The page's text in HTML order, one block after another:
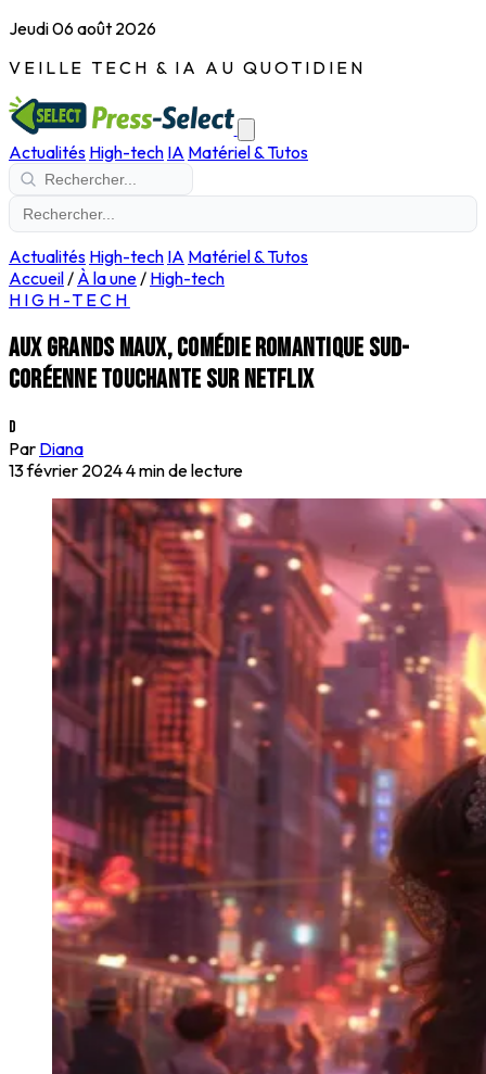
Jeudi 06 août 2026
VEILLE TECH & IA AU QUOTIDIEN
Actualités High-tech IA Matériel & Tutos
Actualités High-tech IA Matériel & Tutos
Accueil/ À la une/ High-tech
HIGH-TECH
Aux grands maux, comédie romantique sud-
coréenne touchante sur Netflix
D
Par Diana
13 février 20244 min de lecture